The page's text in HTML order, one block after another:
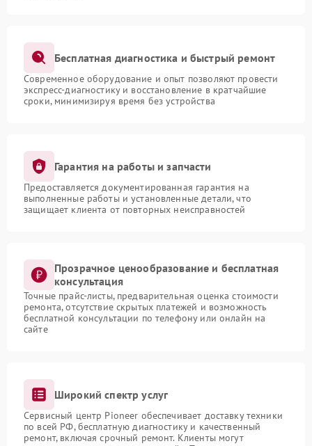
Бесплатная диагностика и быстрый ремонт
Современное оборудование и опыт позволяют провести
экспресс-диагностику и восстановление в кратчайшие
сроки, минимизируя время без устройства
Гарантия на работы и запчасти
Предоставляется документированная гарантия на
выполненные работы и установленные детали, что
защищает клиента от повторных неисправностей
Прозрачное ценообразование и бесплатная
консультация
Точные прайс-листы, предварительная оценка стоимости
ремонта, отсутствие скрытых платежей и возможность
бесплатной консультации по телефону или онлайн на
сайте
Широкий спектр услуг
Сервисный центр Pioneer обеспечивает доставку техники
по всей РФ, бесплатную диагностику и качественный
ремонт, включая срочный ремонт. Клиенты могут